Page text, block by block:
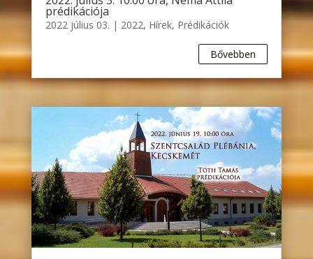
prédikációja
2022 július 03. | 2022, Hírek, Prédikációk
Bővebben